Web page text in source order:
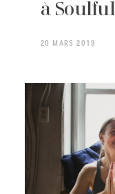
à
20 MARS 2019